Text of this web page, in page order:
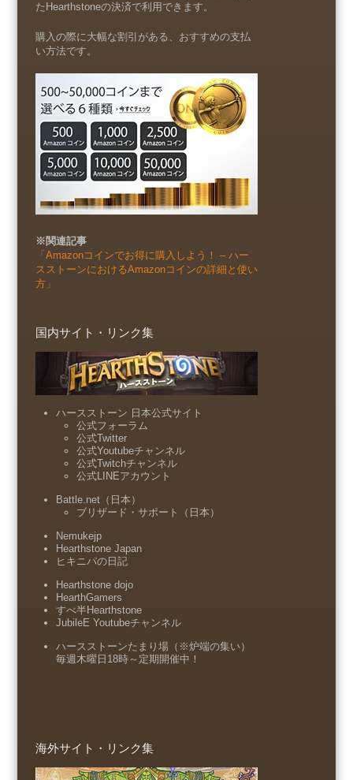
たHearthstoneの決済で利用できます。
購入の際に大幅な割引がある、おすすめの支払
い方法です。
※関連記事
「Amazonコインでお得に購入しよう！ – ハー
スストーンにおけるAmazonコインの詳細と使い
方」
国内サイト・リンク集
ハースストーン 日本公式サイト
公式フォーラム
公式Twitter
公式Youtubeチャンネル
公式Twitchチャンネル
公式LINEアカウント
Battle.net（日本）
ブリザード・サポート（日本）
Nemukejp
Hearthstone Japan
ヒキニパの日記
Hearthstone dojo
HearthGamers
すべ半Hearthstone
JubileE Youtubeチャンネル
ハースストーンたまり場（※炉端の集い）
毎週木曜日18時～定期開催中！
海外サイト・リンク集